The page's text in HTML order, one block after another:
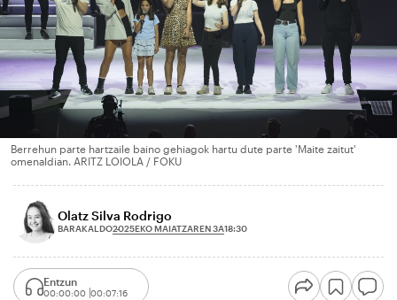
Berrehun parte hartzaile baino gehiagok hartu dute parte 'Maite zaitut'
omenaldian. ARITZ LOIOLA / FOKU
Olatz Silva Rodrigo
BARAKALDO2025EKO MAIATZAREN 3A18:30
Entzun
00:00:00 00:07:16